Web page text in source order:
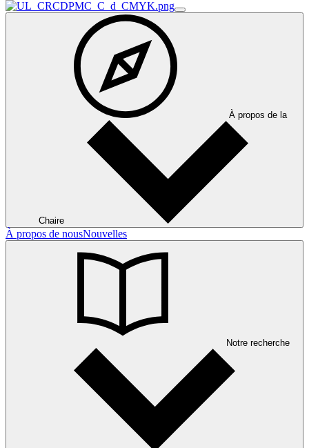
À propos de la
Chaire
À propos de nousNouvelles
Notre recherche